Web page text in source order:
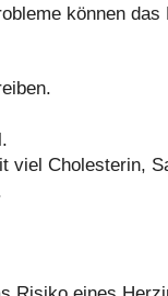
können
viel Cholesterin,